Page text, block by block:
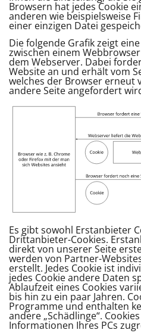
Browsern hat jedes Cookie
anderen wie beispielsweise
einer einzigen Datei
Die folgende Grafik zeigt
zwischen einem
dem Webserver. Dabei
Website an und erhält vom
welches der Browser erneut
andere Seite angefordert
Es gibt sowohl Erstanbieter
Drittanbieter-Cookies.
direkt von unserer Seite
werden von Partner-
erstellt. Jedes Cookie ist
jedes Cookie andere Daten
Ablaufzeit eines Cookies
bis hin zu ein paar Jahren.
Programme und enthalten
andere „Schädlinge“.
Informationen Ihres PCs